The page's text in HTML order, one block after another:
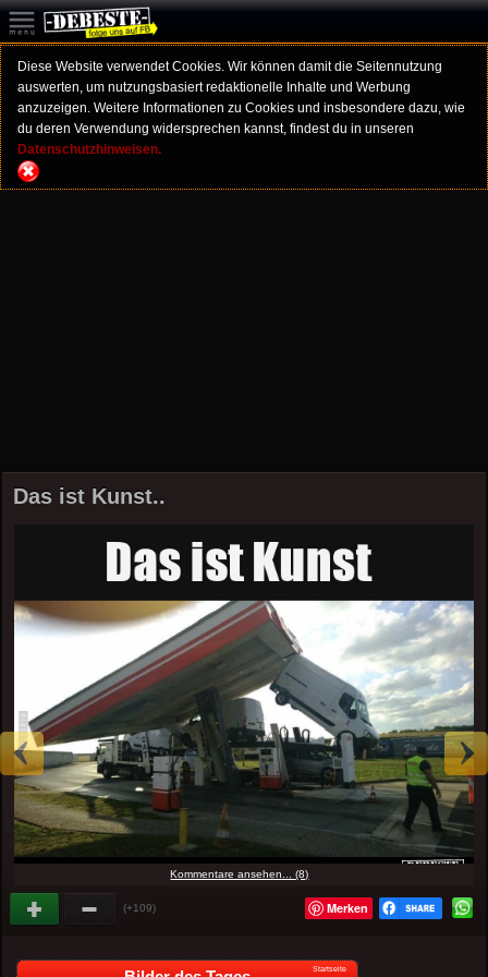
Diese Website verwendet Cookies. Wir können damit die Seitennutzung
auswerten, um nutzungsbasiert redaktionelle Inhalte und Werbung
anzuzeigen. Weitere Informationen zu Cookies und insbesondere dazu, wie
du deren Verwendung widersprechen kannst, findest du in unseren
Datenschutzhinweisen.
Das ist Kunst..
Kommentare ansehen... (8)
(+109) Merken
Startseite